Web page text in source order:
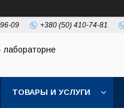
09 +380 (50) 410-74-81
лабораторне
ТОВАРЫ И УСЛУГИ